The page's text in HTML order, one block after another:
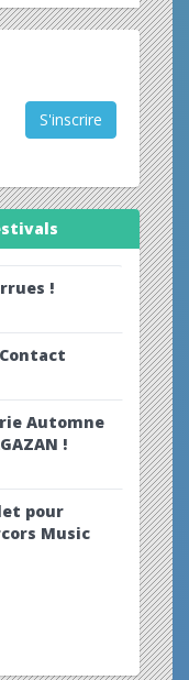
S'inscrire
!
Automne
!
pour
Music